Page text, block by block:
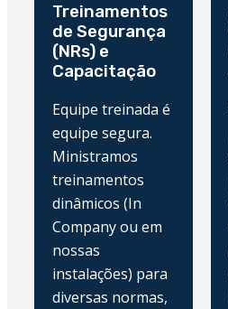
Treinamentos
de Segurança
(NRs) e
Capacitação
Equipe treinada é
equipe segura.
Ministramos
treinamentos
dinâmicos (In
Company ou em
nossas
instalações) para
diversas normas,